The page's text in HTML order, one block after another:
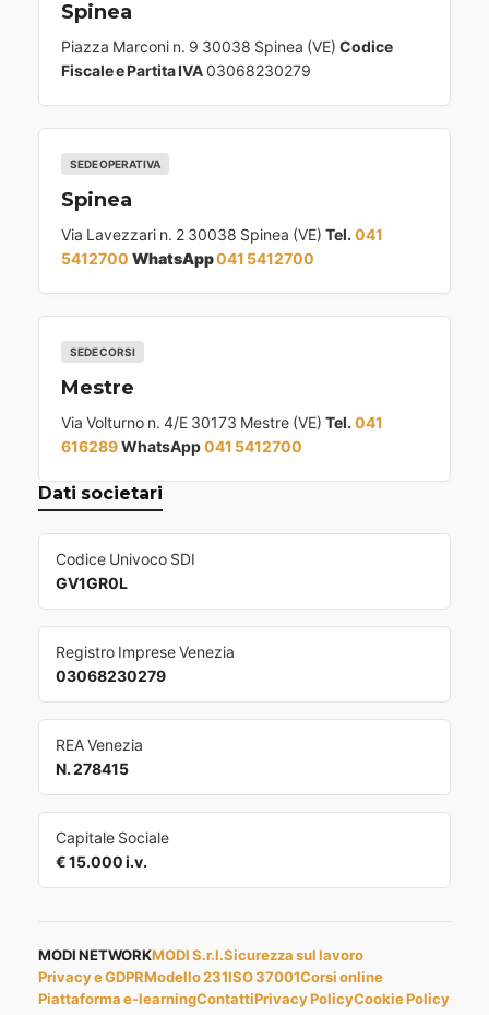
l
i
Spinea
Piazza Marconi n. 9 30038 Spinea (VE) Codice
Fiscale e Partita IVA03068230279
SEDE OPERATIVA
Spinea
Via Lavezzari n. 2 30038 Spinea (VE) Tel. 041
5412700 WhatsApp041 5412700
SEDE CORSI
Mestre
Via Volturno n. 4/E 30173 Mestre (VE) Tel. 041
616289WhatsApp041 5412700
Dati societari
Codice Univoco SDI
GV1GR0L
Registro Imprese Venezia
03068230279
REA Venezia
N. 278415
Capitale Sociale
€ 15.000 i.v.
MODI NETWORKMODI S.r.l.Sicurezza sul lavoro
Privacy e GDPRModello 231ISO 37001Corsi online
Piattaforma e-learningContattiPrivacy PolicyCookie Policy